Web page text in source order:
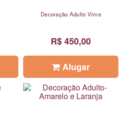
Decoração Adulto Vime
R$ 450,00
Alugar